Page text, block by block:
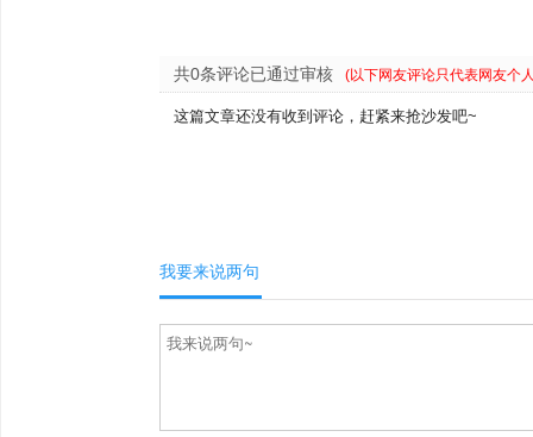
共0条评论已通过审核 (以下网友评论只代表网友个
这篇文章还没有收到评论，赶紧来抢沙发吧~
我要来说两句